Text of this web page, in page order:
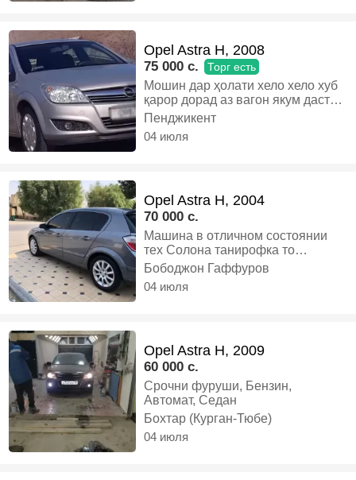
Opel Astra H, 2008
75 000 c. Торг есть
Мошин дар ҳолати хело хело хуб
қарор дорад аз вагон якум даст
2моҳ шуд ягон кораш нест фақат
мегири газ мети, Бензин,
Механика, Хэтчбек
Пенджикент
04 июля
Opel Astra H, 2004
70 000 c.
Машина в отличном состоянии
тех Солона танирофка то
сентиябр матор хадавой 💯%,
Бензин, Механика, Хэтчбек
Бободжон Гаффуров
04 июля
Opel Astra H, 2009
60 000 c.
Срочни фуруши, Бензин,
Автомат, Седан
Бохтар (Курган-Тюбе)
04 июля